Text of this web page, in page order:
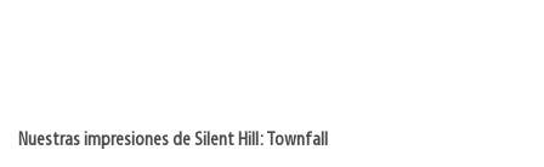
Nuestras impresiones de Silent Hill: Townfall